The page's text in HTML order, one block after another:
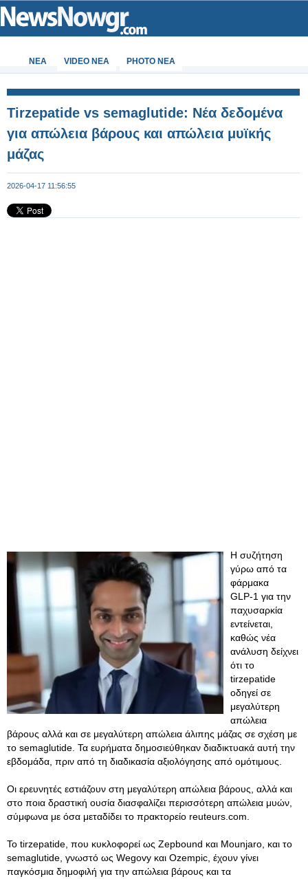
ΝΕΑ VIDEO NEA PHOTO NEA
Tirzepatide vs semaglutide: Νέα δεδομένα
για απώλεια βάρους και απώλεια μυϊκής
μάζας
2026-04-17 11:56:55
Η συζήτηση
γύρω από τα
φάρμακα
GLP‑1 για την
παχυσαρκία
εντείνεται,
καθώς νέα
ανάλυση δείχνει
ότι το
tirzepatide
οδηγεί σε
μεγαλύτερη
απώλεια
βάρους αλλά και σε μεγαλύτερη απώλεια άλιπης μάζας σε σχέση με
το semaglutide. Τα ευρήματα δημοσιεύθηκαν διαδικτυακά αυτή την
εβδομάδα, πριν από τη διαδικασία αξιολόγησης από ομότιμους.
Οι ερευνητές εστιάζουν στη μεγαλύτερη απώλεια βάρους, αλλά και
στο ποια δραστική ουσία διασφαλίζει περισσότερη απώλεια μυών,
σύμφωνα με όσα μεταδίδει το πρακτορείο reuteurs.com.
Το tirzepatide, που κυκλοφορεί ως Zepbound και Mounjaro, και το
semaglutide, γνωστό ως Wegovy και Ozempic, έχουν γίνει
παγκόσμια δημοφιλή για την απώλεια βάρους και τα